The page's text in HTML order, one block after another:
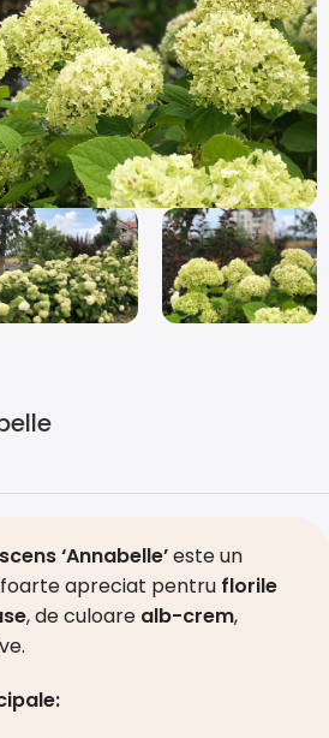
‘Annabelle’este un
apreciat pentru florile
, de culoare alb-crem,